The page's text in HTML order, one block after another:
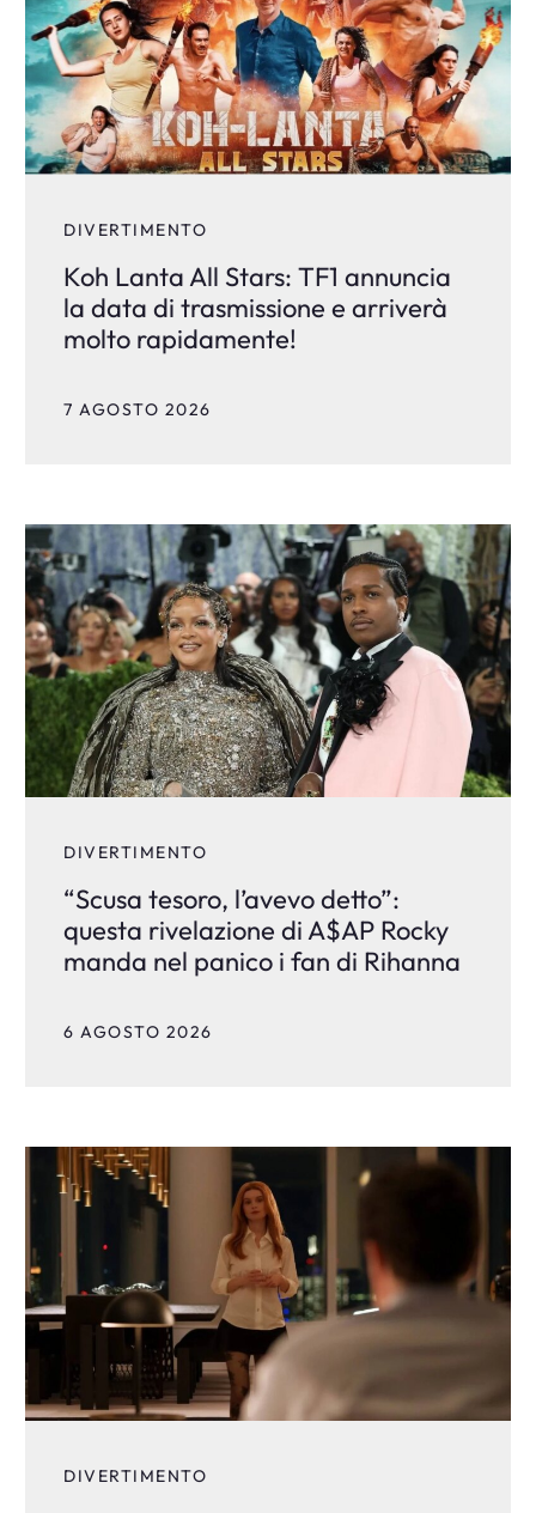
DIVERTIMENTO
Koh Lanta All Stars: TF1 annuncia
la data di trasmissione e arriverà
molto rapidamente!
7 AGOSTO 2026
DIVERTIMENTO
“Scusa tesoro, l’avevo detto”:
questa rivelazione di A$AP Rocky
manda nel panico i fan di Rihanna
6 AGOSTO 2026
DIVERTIMENTO